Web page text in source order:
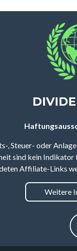
, Steuer- oder
sind kein
Affiliate-Links
Weitere